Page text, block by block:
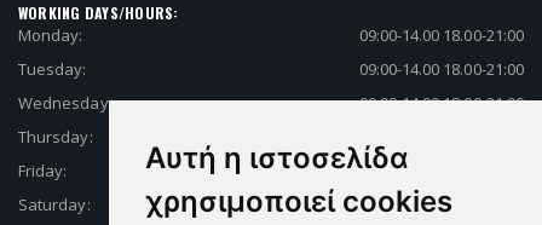
Αυτή η ιστοσελίδα
χρησιμοποιεί cookies
WORKING DAYS/HOURS:
Monday:
09:00-14.00 18.00-21:00
Tuesday:
09:00-14.00 18.00-21:00
Wednesday:
09:00-14.00 18.00-21:00
Thursday:
Friday:
09:00-14.00 18.00-21:00
Saturday:
09:00-14.00 18.00-21:00